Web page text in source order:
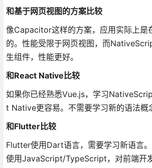
和基于网页视图的方案比较
像Capacitor这样的方案，应用实际上是
的。性能受限于网页视图，而
生组件，性能更好。
和React Native比较
如果你已经熟悉Vue.js，学习
t Native更容易。不需要学习新的语法概
和Flutter比较
Flutter使用Dart语言，需要学习新语言
使用JavaScript/TypeScript，对前端开